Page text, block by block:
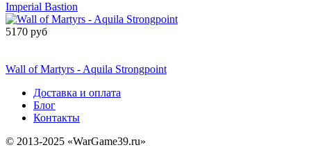
Imperial Bastion
5170 руб
Wall of Martyrs - Aquila Strongpoint
Доставка и оплата
Блог
Контакты
© 2013-2025 «WarGame39.ru»